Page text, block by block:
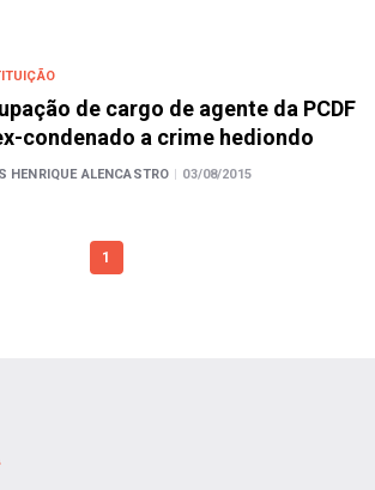
de cargo de agente da PCDF
condenado a crime hediondo
HENRIQUE ALENCASTRO 03/08/2015
1